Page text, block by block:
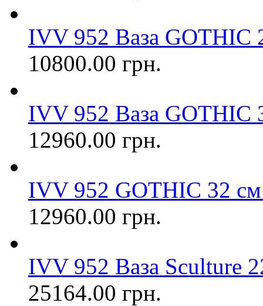
IVV 952 Ваза GOTHIC
10800.00 грн.
IVV 952 Ваза GOTHIC
12960.00 грн.
IVV 952 GOTHIC 32
12960.00 грн.
IVV 952 Ваза Sculture
25164.00 грн.